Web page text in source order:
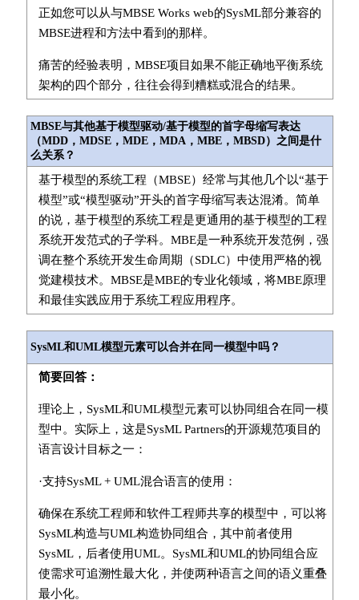
正如您可以从与MBSE Works web的SysML部分兼容的
MBSE进程和方法中看到的那样。
痛苦的经验表明，MBSE项目如果不能正确地平衡系统
架构的四个部分，往往会得到糟糕或混合的结果。
MBSE与其他基于模型驱动/基于模型的首字母缩写表达
（MDD，MDSE，MDE，MDA，MBE，MBSD）之间是什
么关系？
基于模型的系统工程（MBSE）经常与其他几个以“基于
模型”或“模型驱动”开头的首字母缩写表达混淆。简单
的说，基于模型的系统工程是更通用的基于模型的工程
系统开发范式的子学科。MBE是一种系统开发范例，强
调在整个系统开发生命周期（SDLC）中使用严格的视
觉建模技术。MBSE是MBE的专业化领域，将MBE原理
和最佳实践应用于系统工程应用程序。
SysML和UML模型元素可以合并在同一模型中吗？
简要回答：
理论上，SysML和UML模型元素可以协同组合在同一模
型中。实际上，这是SysML Partners的开源规范项目的
语言设计目标之一：
·支持SysML + UML混合语言的使用：
确保在系统工程师和软件工程师共享的模型中，可以将
SysML构造与UML构造协同组合，其中前者使用
SysML，后者使用UML。SysML和UML的协同组合应
使需求可追溯性最大化，并使两种语言之间的语义重叠
最小化。